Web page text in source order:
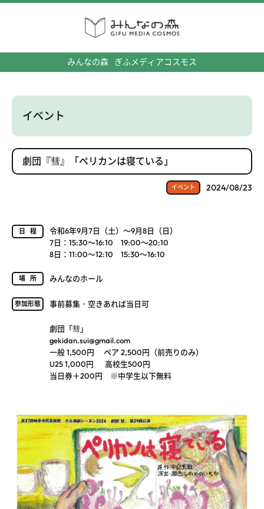
みんなの森 ぎふメディアコスモス
イベント
劇団『彗』「ペリカンは寝ている」
イベント 2024/08/23
日程
令和6年9月7日（土）～9月8日（日）
7日：15:30～16:10 19:00～20:10
8日：11:00～12:10 15:30～16:10
場所 みんなのホール
参加形態 事前募集・空きあれば当日可
劇団「彗」
gekidan.sui@gmail.com
一般 1,500円 ペア 2,500円（前売りのみ）
U25 1,000円 高校生500円
当日券＋200円 ※中学生以下無料